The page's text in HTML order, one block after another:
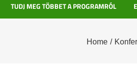
TUDJ MEG TÖBBET A PROGRAMRÓL
Home /